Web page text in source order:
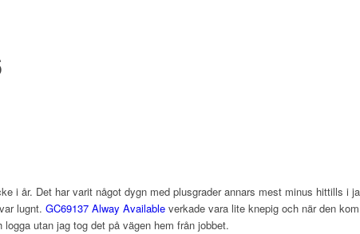
i år. Det har varit något dygn med plusgrader annars mest minus hittills i
lugnt. GC69137 Alway Available verkade vara lite knepig och när den
utan jag tog det på vägen hem från jobbet.